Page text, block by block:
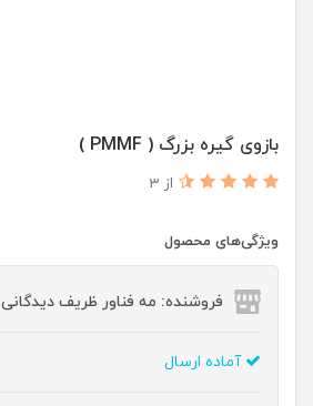
بازوی گیره بزرگ ( PMMF )
از 3
ویژگی‌های محصول
فروشنده: مه فناور ظریف دیدگانی
آماده ارسال